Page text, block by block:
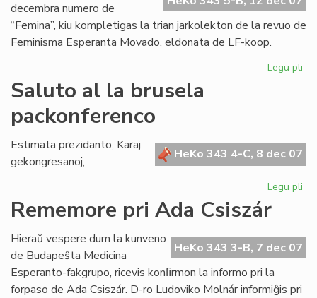
decembra numero de
“Femina”, kiu kompletigas la trian jarkolekton de la revuo de
Feminisma Esperanta Movado, eldonata de LF-koop.
Legu pli
de
Saluto al la brusela
packonferenco
HeKo 343 4-C, 8 dec 07
Estimata prezidanto, Karaj
gekongresanoj,
Legu pli
Rememore pri Ada Csiszár
HeKo 343 3-B, 7 dec 07
Hieraŭ vespere dum la kunveno
de Budapeŝta Medicina
Esperanto-fakgrupo, ricevis konﬁrmon la informo pri la
forpaso de Ada Csiszár. D-ro Ludoviko Molnár informiĝis pri